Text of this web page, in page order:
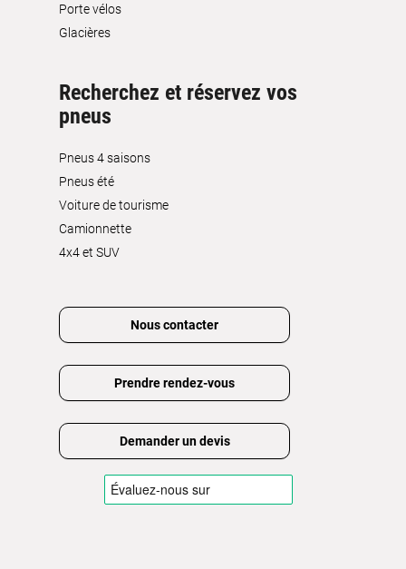
Porte vélos
Glacières
Recherchez et réservez vos
pneus
Pneus 4 saisons
Pneus été
Voiture de tourisme
Camionnette
4x4 et SUV
Nous contacter
Prendre rendez-vous
Demander un devis